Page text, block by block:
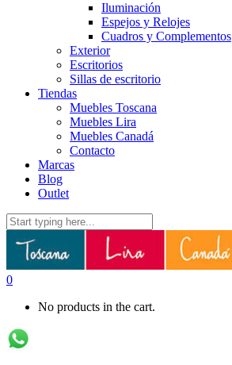
Iluminación
Espejos y Relojes
Cuadros y Complementos
Exterior
Escritorios
Sillas de escritorio
Tiendas
Muebles Toscana
Muebles Lira
Muebles Canadá
Contacto
Marcas
Blog
Outlet
0
No products in the cart.